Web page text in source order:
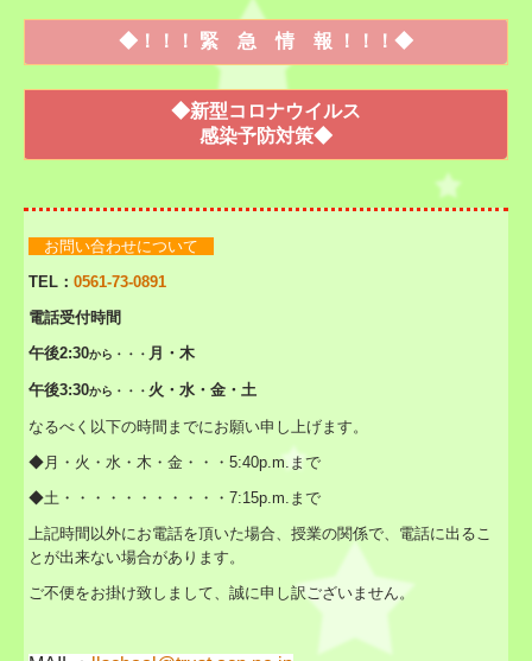
◆ ！！！ 緊 急 情 報 ！！！ ◆
◆新型コロナウイルス
感染予防対策◆
お問い合わせについて
TEL：0561-73-0891
電話受付時間
午後2:30から・・・ 月・木
午後3:30から・・・ 火・水・金・土
なるべく以下の時間までにお願い申し上げます。
◆月・火・水・木・金 ・・・5:40p.m. まで
◆土・・・・・・・・・・
・7:15p.m. まで
上記時間以外にお電話を頂いた場合、授業の関係で、電話に出るこ
とが出来ない場合があります。
ご不便をお掛け致しまして、誠に申し訳ございません。